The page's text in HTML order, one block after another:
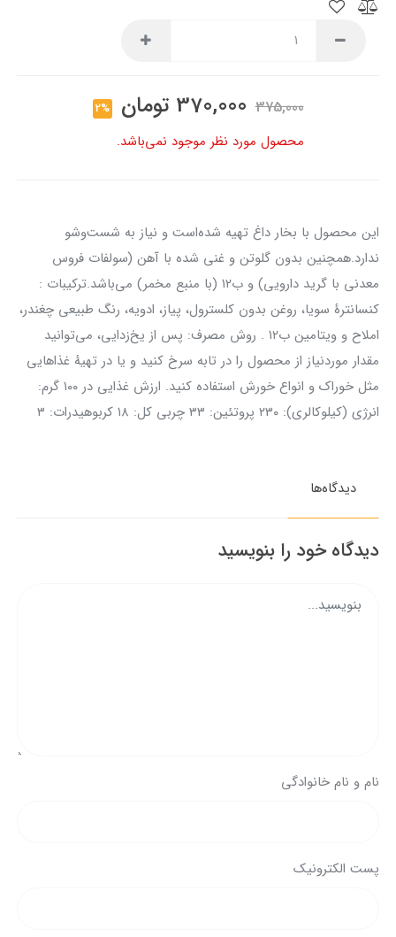
375,000
370,000 تومان 2%
محصول مورد نظر موجود نمی‌باشد.
این محصول با بخار داغ تهیه شده‌است و نیاز به شست‌وشو
ندارد.همچنین بدون گلوتن و غنی شده با آهن (سولفات فروس
معدنی با گرید دارویی) و ب۱۲ (با منبع مخمر) می‌باشد.ترکیبات :
کنسانترهٔ سویا، روغن بدون کلسترول، پیاز، ادویه، رنگ طبیعی چغندر،
املاح و ویتامین ب۱۲ . روش مصرف: پس از یخ‌زدایی، می‌توانید
مقدار موردنیاز از محصول را در تابه سرخ کنید و یا در تهیهٔ غذاهایی
مثل خوراک و انواع خورش استفاده کنید. ارزش غذایی در ۱۰۰ گرم:
انرژی (کیلوکالری): ۲۳۰ پروتئین: ۳۳ چربی کل: ۱۸ کربوهیدرات: ۳
دیدگاه‌ها
دیدگاه خود را بنویسید
نام و نام خانوادگی
پست الکترونیک